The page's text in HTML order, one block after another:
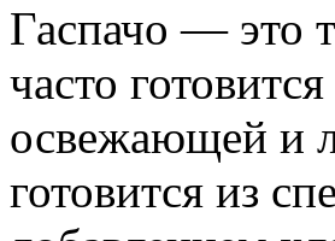
Гаспачо — это
часто
освежающей и
готовится из